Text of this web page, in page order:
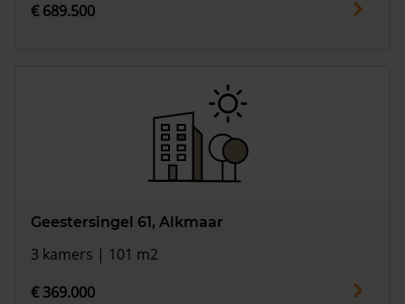
€ 689.500
Geestersingel 61, Alkmaar
3 kamers | 101 m2
€ 369.000